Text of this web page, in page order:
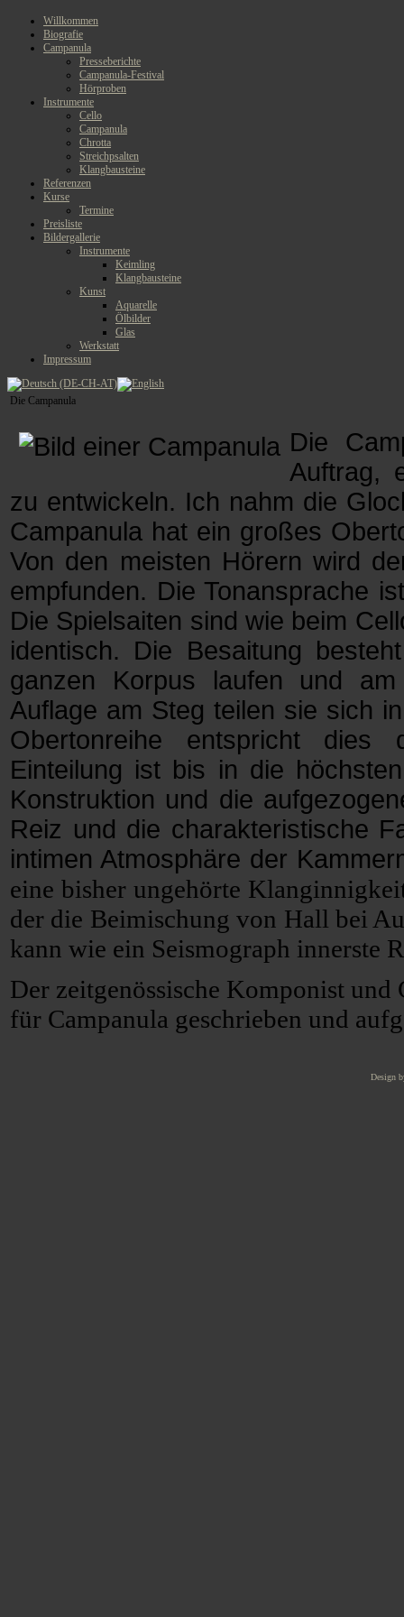
Willkommen
Biografie
Campanula
Presseberichte
Campanula-Festival
Hörproben
Instrumente
Cello
Campanula
Chrotta
Streichpsalten
Klangbausteine
Referenzen
Kurse
Termine
Preisliste
Bildergallerie
Instrumente
Keimling
Klangbausteine
Kunst
Aquarelle
Ölbilder
Glas
Werkstatt
Impressum
Die Campanula
Die
Auftrag,
zu entwickeln. Ich nahm die
Campanula hat ein großes
Von den meisten Hörern wird
empfunden. Die Tonansprache
Die Spielsaiten sind wie beim
identisch. Die Besaitung
ganzen Korpus laufen und
Auflage am Steg teilen sie sich
Obertonreihe entspricht dies
Einteilung ist bis in die
Konstruktion und die
Reiz und die charakteristische
intimen Atmosphäre der
eine bisher ungehörte
der die Beimischung von Hall bei
kann wie ein Seismograph innerste
Der zeitgenössische Komponist
für Campanula geschrieben und
Design